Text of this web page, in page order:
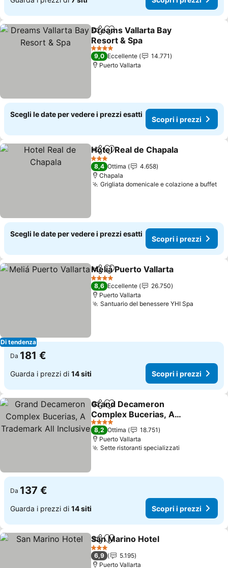
CondividiAggiungi ai preferiti
Dreams Vallarta Bay
Resort & Spa
4 Stelle
9,0 Eccellente
14.771
Puerto Vallarta
Scegli le date per vedere i prezzi esatti
Scopri i prezzi
CondividiAggiungi ai preferiti
Hotel Real de Chapala
3 Stelle
8,4 Ottima
4.658
Chapala
Grigliata domenicale e colazione a buffet
Scegli le date per vedere i prezzi esatti
Scopri i prezzi
Di tendenza
CondividiAggiungi ai preferiti
Meliá Puerto Vallarta
4 Stelle
8,6 Eccellente
26.750
Puerto Vallarta
Santuario del benessere YHI Spa
Da 181 €
Guarda i prezzi di 14 siti Scopri i prezzi
CondividiAggiungi ai preferiti
Grand Decameron
Complex Bucerias, A
Trademark All Inclusive
4 Stelle
8,2 Ottima
18.751
Puerto Vallarta
Sette ristoranti specializzati
Da 137 €
Guarda i prezzi di 14 siti Scopri i prezzi
CondividiAggiungi ai preferiti
San Marino Hotel
3 Stelle
6,9
5.195
Puerto Vallarta